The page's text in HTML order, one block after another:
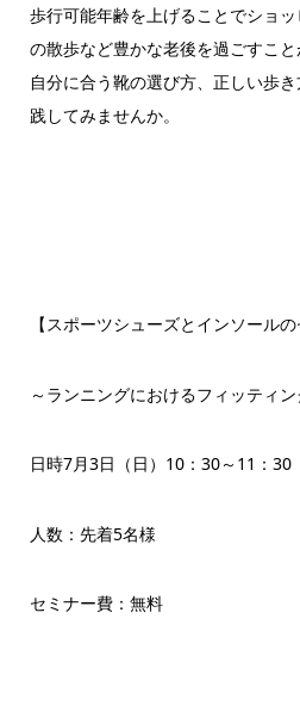
歩行可能年齢を上げることでショ
の散歩など豊かな老後を過ごすこと
自分に合う靴の選び方、正しい歩
践してみませんか。
【スポーツシューズとインソール
～ランニングにおけるフィッティン
日時7月3日（日）10：30～11：30
人数：先着5名様
セミナー費：無料